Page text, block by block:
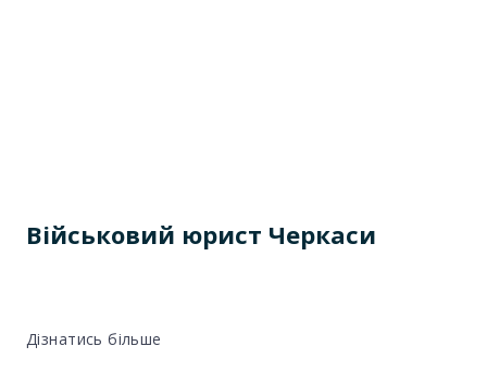
Військовий юрист Черкаси
Дізнатись більше